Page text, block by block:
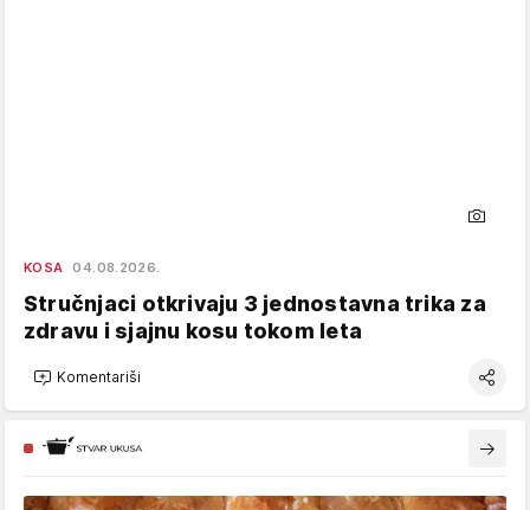
KOSA 04.08.2026.
Stručnjaci otkrivaju 3 jednostavna trika za
zdravu i sjajnu kosu tokom leta
Komentariši